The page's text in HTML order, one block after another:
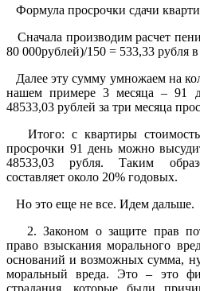
Формула просрочки сдачи
Сначала производим расчет
80 000рублей)/150 = 533,33 рубля в
Далее эту сумму умножаем на
нашем примере 3 месяца – 91
48533,03 рублей за три месяца
Итого: с квартиры
просрочки 91 день можно
48533,03 рубля. Таким
составляет около 20% годовых.
Но это еще не все. Идем дальше.
2. Законом о защите прав
право взыскания морального
оснований и возможных сумма,
моральный вреда. Это – это